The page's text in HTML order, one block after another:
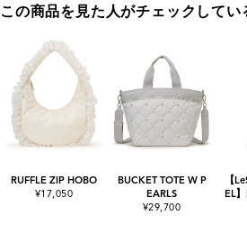
この商品を見た人がチェックしてい
RUFFLE ZIP HOBO
¥17,050
BUCKET TOTE W P
EARLS
¥29,700
【
EL